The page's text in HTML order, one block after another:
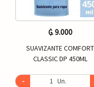
₲. 9.000
SUAVIZANTE COMFORT
CLASSIC DP 450ML
- Un.